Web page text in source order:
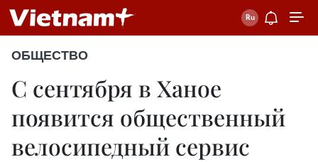
ОБЩЕСТВО
С сентября в Ханое
появится общественный
велосипедный сервис